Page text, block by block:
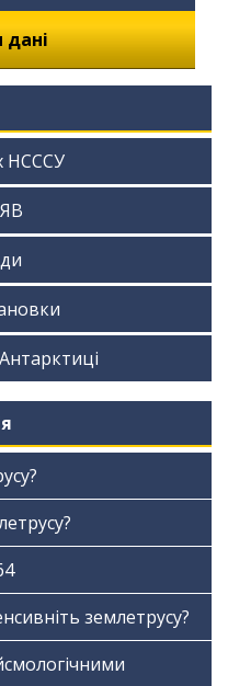
НСССУ
землетрусу?